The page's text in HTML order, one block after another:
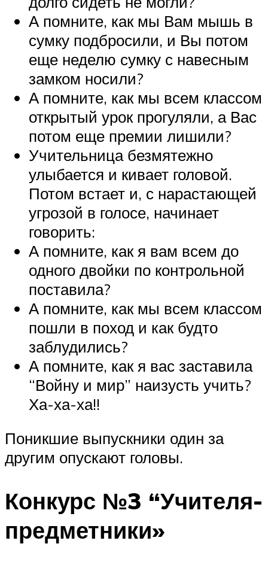
А помните, как мы Вам мышь в
сумку подбросили, и Вы потом
еще неделю сумку с навесным
замком носили?
А помните, как мы всем классом
открытый урок прогуляли, а Вас
потом еще премии лишили?
Учительница безмятежно
улыбается и кивает головой.
Потом встает и, с нарастающей
угрозой в голосе, начинает
говорить:
А помните, как я вам всем до
одного двойки по контрольной
поставила?
А помните, как мы всем классом
пошли в поход и как будто
заблудились?
А помните, как я вас заставила
“Войну и мир” наизусть учить?
Ха-ха-ха!!
Поникшие выпускники один за
другим опускают головы.
Конкурс №3 “Учителя-
предметники»